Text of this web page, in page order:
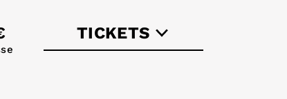
TICKETS